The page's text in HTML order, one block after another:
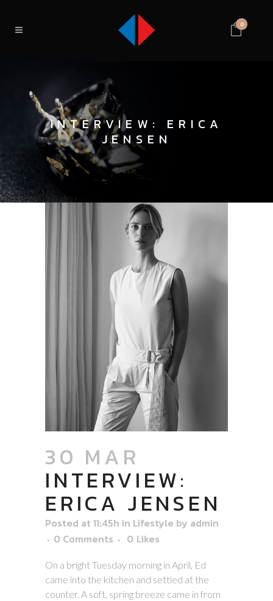
0
INTERVIEW: ERICA
JENSEN
30 MAR
INTERVIEW:
ERICA JENSEN
Posted at 11:45h in Lifestyle by admin
0 Comments
0 Likes
On a bright Tuesday morning in April, Ed
came into the kitchen and settled at the
counter. A soft, spring breeze came in from